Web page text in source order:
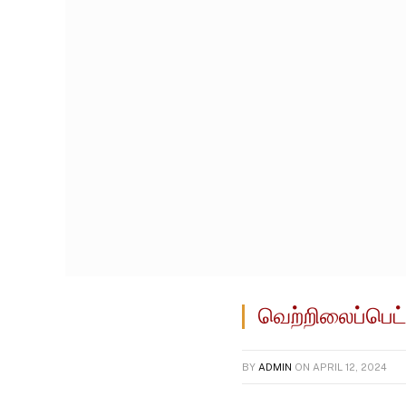
BY ADMIN ON APRIL 12, 2024